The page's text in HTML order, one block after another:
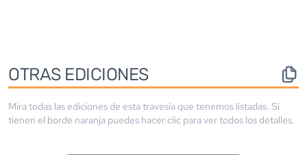
OTRAS EDICIONES
Mira todas las ediciones de esta travesía que tenemos listadas. Si
tienen el borde naranja puedes hacer clic para ver todos los detalles.